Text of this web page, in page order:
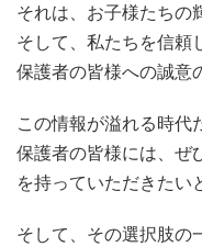
それは、お子様たちの
そして、私たちを信頼
保護者の皆様への誠意
この情報が溢れる時代
保護者の皆様には、ぜ
を持っていただきたい
そして、その選択肢の